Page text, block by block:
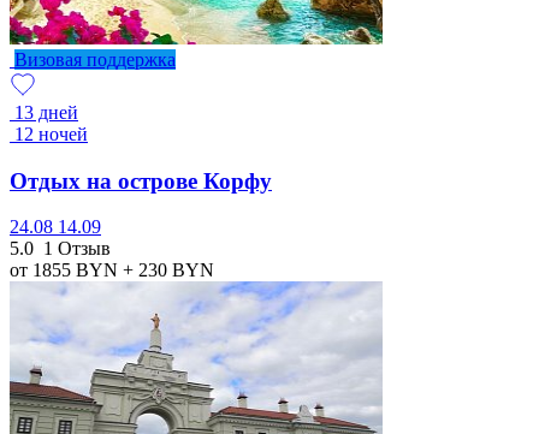
Визовая поддержка
13 дней
12 ночей
Отдых на острове Корфу
24.08 14.09
5.0 1 Отзыв
от 1855 BYN + 230 BYN